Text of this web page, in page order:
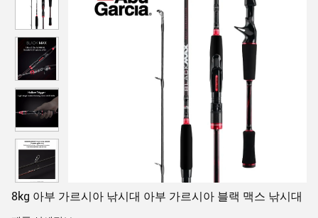
8kg 아부 가르시아 낚시대 아부 가르시아 블랙 맥스 낚시대